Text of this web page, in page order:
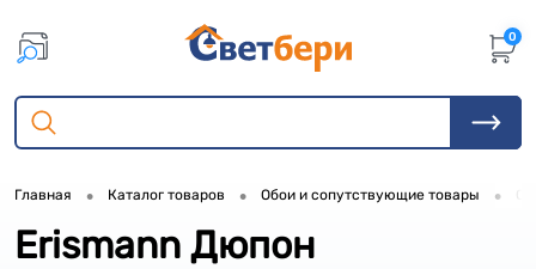
0
Главная • Каталог товаров • Обои и сопутствующие товары •
Erismann Дюпон
3